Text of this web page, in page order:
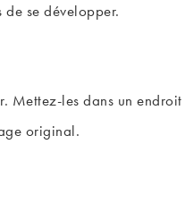
se développer.
les dans un
original.